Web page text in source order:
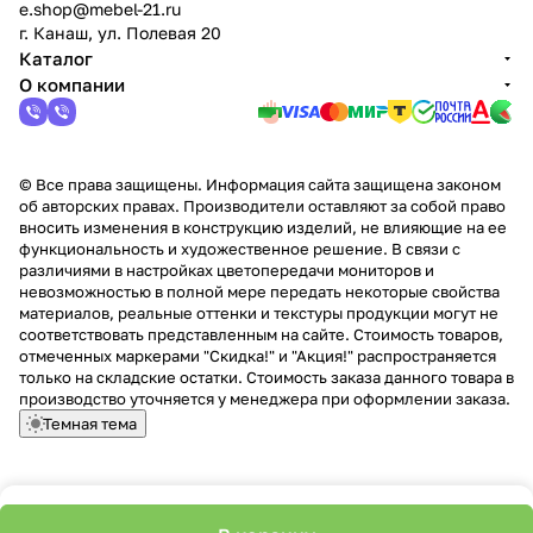
e.shop@mebel-21.ru
г. Канаш, ул. Полевая 20
Каталог
О компании
© Все права защищены. Информация сайта защищена законом
об авторских правах. Производители оставляют за собой право
вносить изменения в конструкцию изделий, не влияющие на ее
функциональность и художественное решение. В связи с
различиями в настройках цветопередачи мониторов и
невозможностью в полной мере передать некоторые свойства
материалов, реальные оттенки и текстуры продукции могут не
соответствовать представленным на сайте. Стоимость товаров,
отмеченных маркерами "Скидка!" и "Акция!" распространяется
только на складские остатки. Стоимость заказа данного товара в
производство уточняется у менеджера при оформлении заказа.
Темная тема